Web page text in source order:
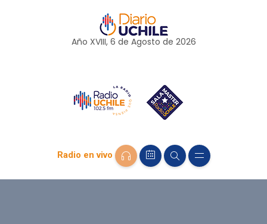
Año XVIII, 6 de Agosto de 2026
Radio en vivo